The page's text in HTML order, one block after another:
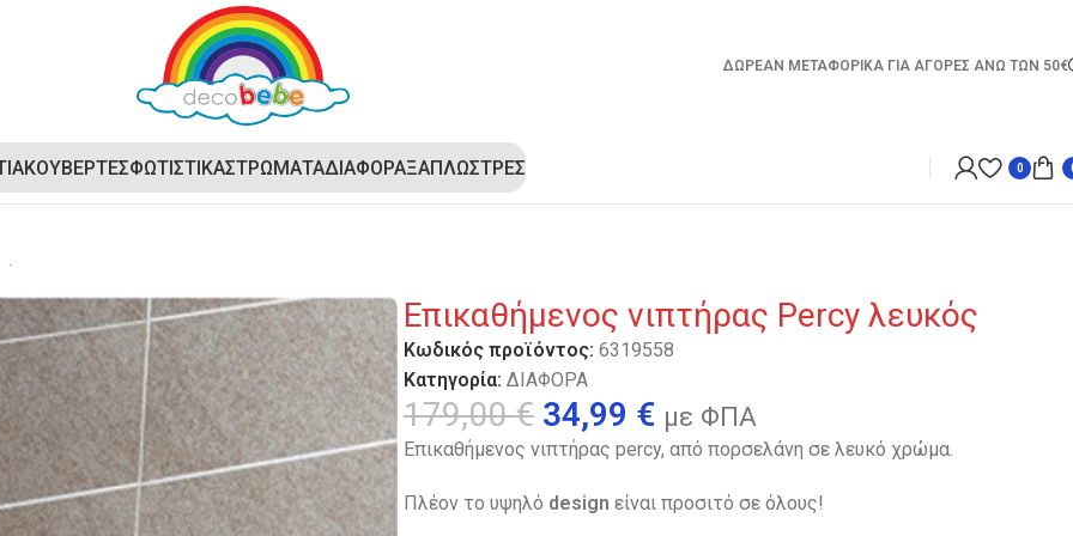
ΔΩΡΕΑΝ ΜΕΤΑΦΟΡΙΚΑ ΓΙΑ ΑΓΟΡΕΣ ΑΝΩ ΤΩΝ 50€
ΚΟΥΒΕΡΤΕΣΦΩΤΙΣΤΙΚΑΣΤΡΩΜΑΤΑΔΙΑΦΟΡΑΞΑΠΛΩΣΤΡΕΣ 0
Επικαθήμενος νιπτήρας Percy λευκός
Κωδικός προϊόντος: 6319558
Κατηγορία: ΔΙΑΦΟΡΑ
179,00€ 34,99 € με ΦΠΑ
Επικαθήμενος νιπτήρας percy, από πορσελάνη σε λευκό χρώμα.
Πλέον το υψηλό design είναι προσιτό σε όλους!